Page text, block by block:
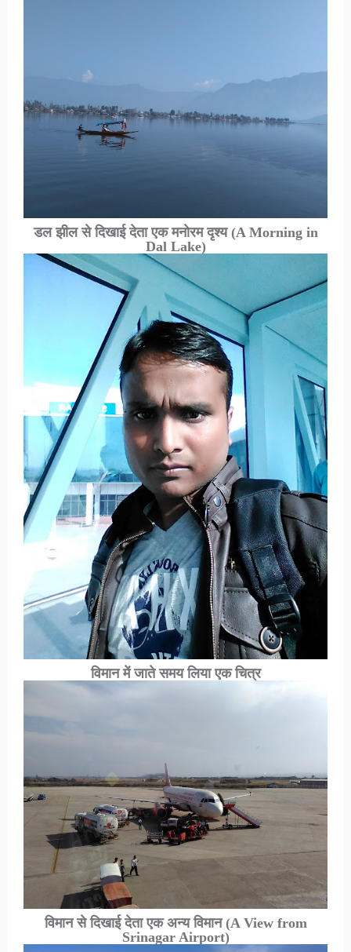
डल झील से दिखाई देता एक मनोरम दृश्य (A Morning in
Dal Lake)
विमान में जाते समय लिया एक चित्र
विमान से दिखाई देता एक अन्य विमान (A View from
Srinagar Airport)